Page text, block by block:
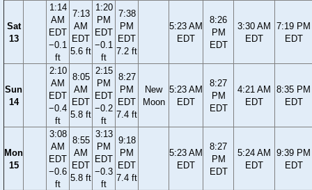
Sat
13
1:14
AM
EDT
−0.1
ft
7:13
AM
EDT
5.6 ft
1:20
PM
EDT
−0.1
ft
7:38
PM
EDT
7.2 ft
5:23 AM
EDT
8:26
PM
EDT
3:30 AM
EDT
7:19 PM
EDT
Sun
14
2:10
AM
EDT
−0.4
ft
8:05
AM
EDT
5.8 ft
2:15
PM
EDT
−0.2
ft
8:27
PM
EDT
7.4 ft
New
Moon
5:23 AM
EDT
8:27
PM
EDT
4:21 AM
EDT
8:35 PM
EDT
Mon
15
3:08
AM
EDT
−0.6
ft
8:55
AM
EDT
5.8 ft
3:13
PM
EDT
−0.3
ft
9:18
PM
EDT
7.4 ft
5:23 AM
EDT
8:27
PM
EDT
5:24 AM
EDT
9:39 PM
EDT